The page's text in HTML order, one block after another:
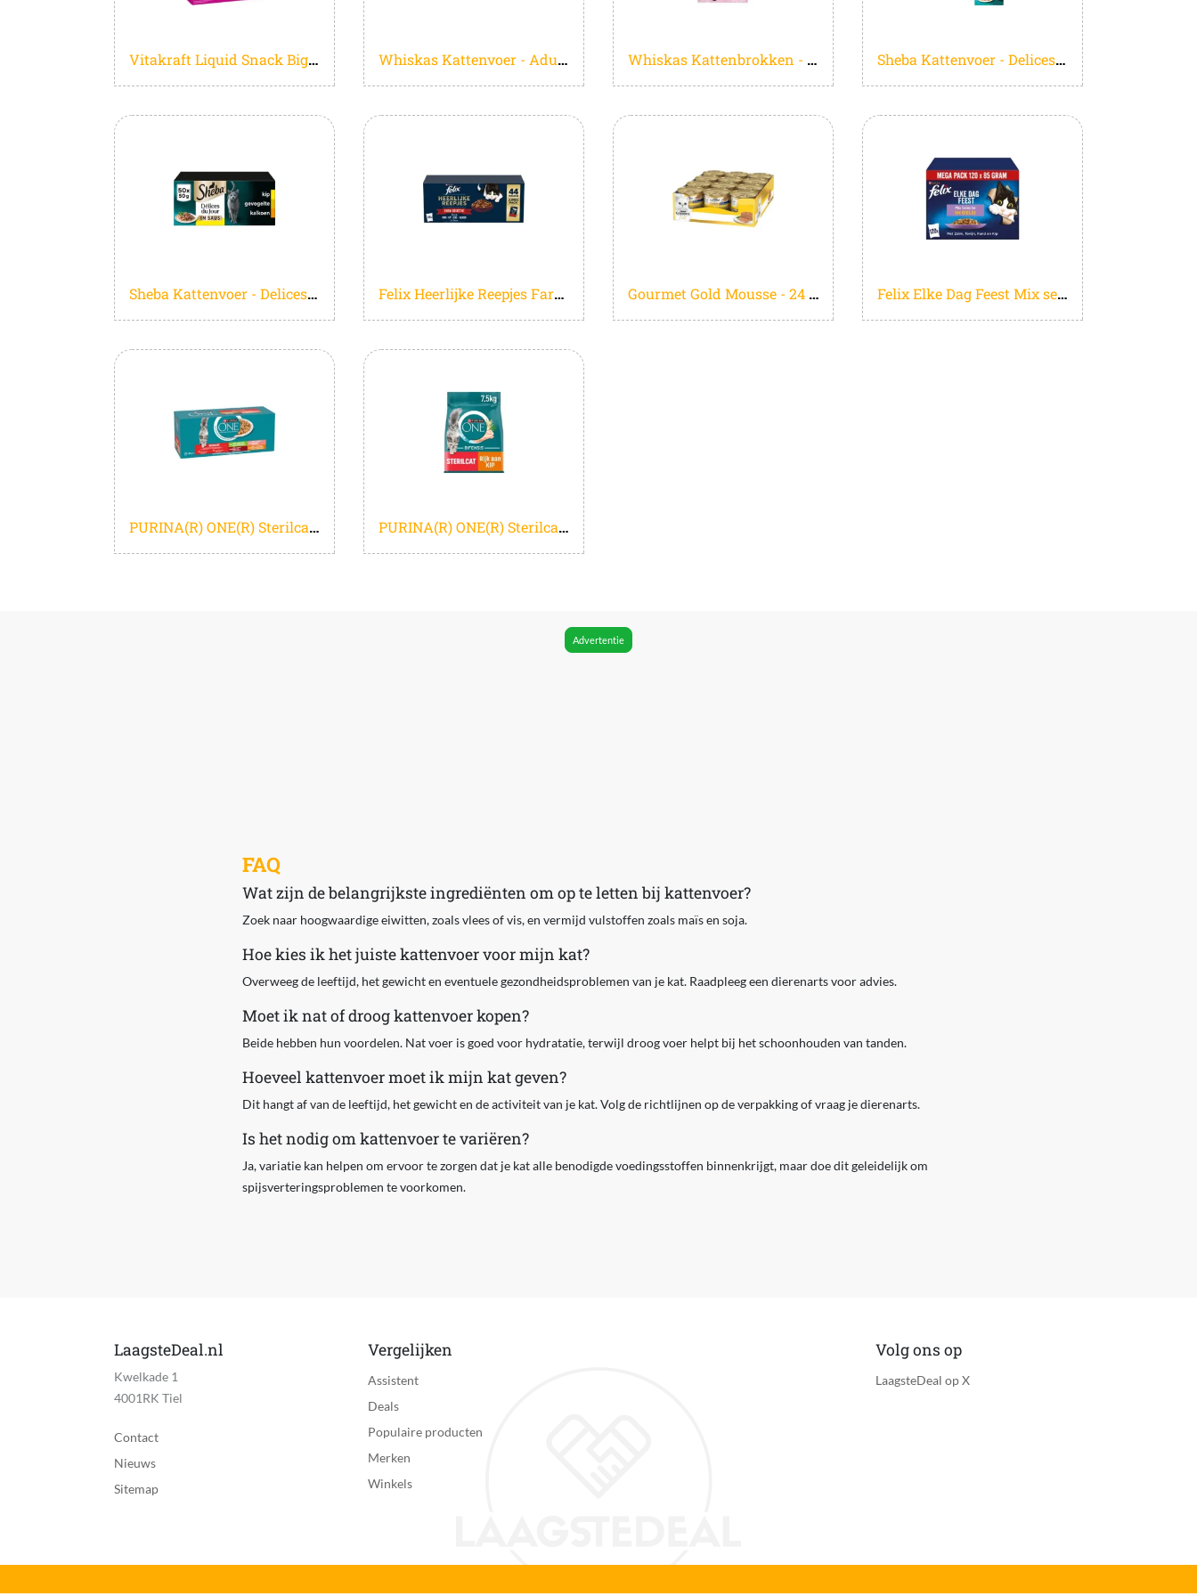
Vitakraft Liquid Snack Big Pack a 48st Whiskas Kattenvoer - Adult 1+ - Gevogelte in gelei - Giga-Pack 80x85g Whiskas Kattenbrokken - Adult 1+ - Tonijn - zak 7kg Sheba Kattenvoer - Delices du Jour - Gevogelte Selectie in gelei - Natvoer - 36 x 50 g
Sheba Kattenvoer - Delices Du Jour - Gevogelte Saus - Mega-Pack 50x50g Felix Heerlijke Reepjes Farm Selectie - Kattenvoer natvoer - Rund, Kip, Eend, Kalkoen - 44 x 80g Gourmet Gold Mousse - 24 x 85 g - Kip - Kattenvoer Natvoer Felix Elke Dag Feest Mix selectie in Gelei - Kattenvoer Natvoer - Zalm Tonijn Rund & Kip - 120 x 85 g
PURINA(R) ONE(R) Sterilcat - Kattenvoer Natvoer - Mix Selectie - 40 x 85 gr PURINA(R) ONE(R) Sterilcat - Kattenbrokjes - Kip & Tarwe - 7.5 kg
Advertentie
FAQ
Wat zijn de belangrijkste ingrediënten om op te letten bij kattenvoer?
Zoek naar hoogwaardige eiwitten, zoals vlees of vis, en vermijd vulstoffen zoals maïs en soja.
Hoe kies ik het juiste kattenvoer voor mijn kat?
Overweeg de leeftijd, het gewicht en eventuele gezondheidsproblemen van je kat. Raadpleeg een dierenarts voor advies.
Moet ik nat of droog kattenvoer kopen?
Beide hebben hun voordelen. Nat voer is goed voor hydratatie, terwijl droog voer helpt bij het schoonhouden van tanden.
Hoeveel kattenvoer moet ik mijn kat geven?
Dit hangt af van de leeftijd, het gewicht en de activiteit van je kat. Volg de richtlijnen op de verpakking of vraag je dierenarts.
Is het nodig om kattenvoer te variëren?
Ja, variatie kan helpen om ervoor te zorgen dat je kat alle benodigde voedingsstoffen binnenkrijgt, maar doe dit geleidelijk om
spijsverteringsproblemen te voorkomen.
LaagsteDeal.nl
Kwelkade 1
4001RK Tiel
Contact
Nieuws
Sitemap
Vergelijken
Assistent
Deals
Populaire producten
Merken
Winkels
Volg ons op
LaagsteDeal op X